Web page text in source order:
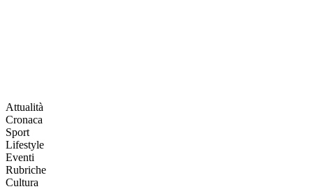
Attualità
Cronaca
Sport
Lifestyle
Eventi
Rubriche
Cultura